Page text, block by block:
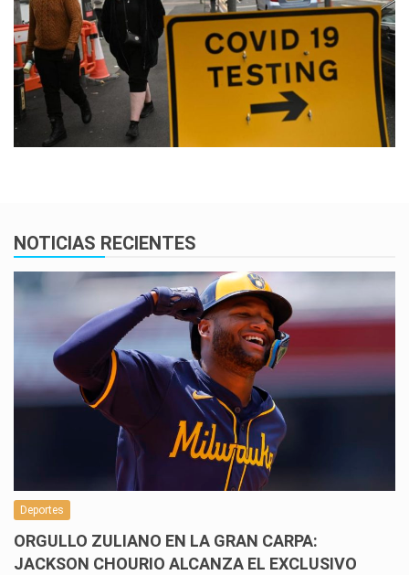
NOTICIAS RECIENTES
Deportes
ORGULLO ZULIANO EN LA GRAN CARPA:
JACKSON CHOURIO ALCANZA EL EXCLUSIVO